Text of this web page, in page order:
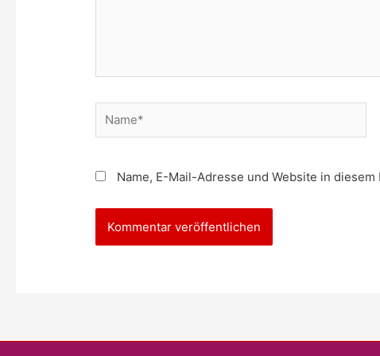
Name*
Name, E-Mail-Adresse und Website in